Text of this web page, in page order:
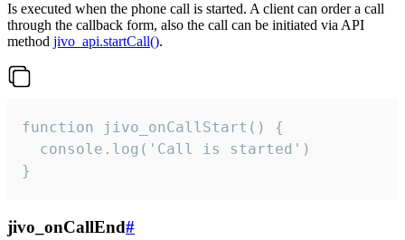
Is executed when the phone call is started. A client can order a call
through the callback form, also the call can be initiated via API
method jivo_api.startCall().
function jivo_onCallStart() {
  console.log('Call is started')
}
jivo_onCallEnd#